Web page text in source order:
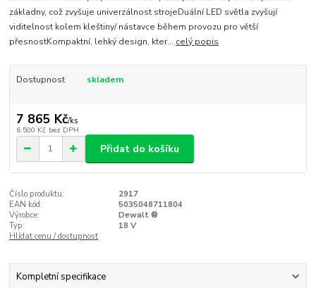
základny, což zvyšuje univerzálnost strojeDuální LED světla zvyšují
viditelnost kolem kleštiny/ nástavce během provozu pro větší
přesnostKompaktní, lehký design, kter... celý popis
Dostupnost skladem
7 865 Kč/ks
6 500 Kč bez DPH
Přidat do košíku
Číslo produktu:
2917
EAN kód:
5035048711804
Výrobce:
Dewalt ®
Typ:
18 V
Hlídat cenu / dostupnost
Kompletní specifikace